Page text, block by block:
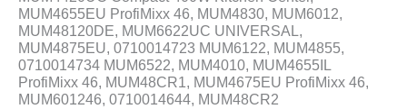
MUM4655EU ProfiMixx 46, MUM4830, MUM6012,
MUM48120DE, MUM6622UC UNIVERSAL,
MUM4875EU, 0710014723 MUM6122, MUM4855,
0710014734 MUM6522, MUM4010, MUM4655IL
ProfiMixx 46, MUM48CR1, MUM4675EU ProfiMixx 46,
MUM601246, 0710014644, MUM48CR2